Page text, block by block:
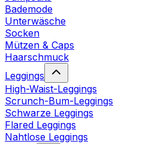
Bademode
Unterwäsche
Socken
Mützen & Caps
Haarschmuck
Leggings
High-Waist-Leggings
Scrunch-Bum-Leggings
Schwarze Leggings
Flared Leggings
Nahtlose Leggings